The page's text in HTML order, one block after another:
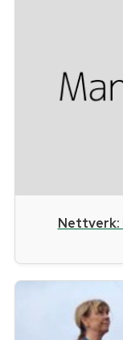
Nettverk: